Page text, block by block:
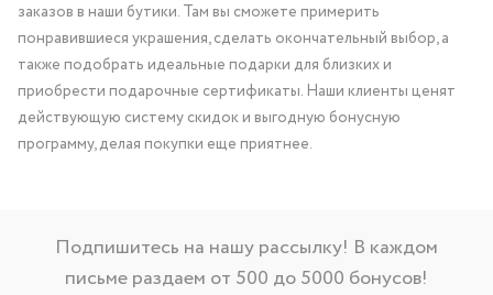
заказов в наши бутики. Там вы сможете примерить
понравившиеся украшения, сделать окончательный выбор, а
также подобрать идеальные подарки для близких и
приобрести подарочные сертификаты. Наши клиенты ценят
действующую систему скидок и выгодную бонусную
программу, делая покупки еще приятнее.
Подпишитесь на нашу рассылку! В каждом
письме раздаем от 500 до 5000 бонусов!